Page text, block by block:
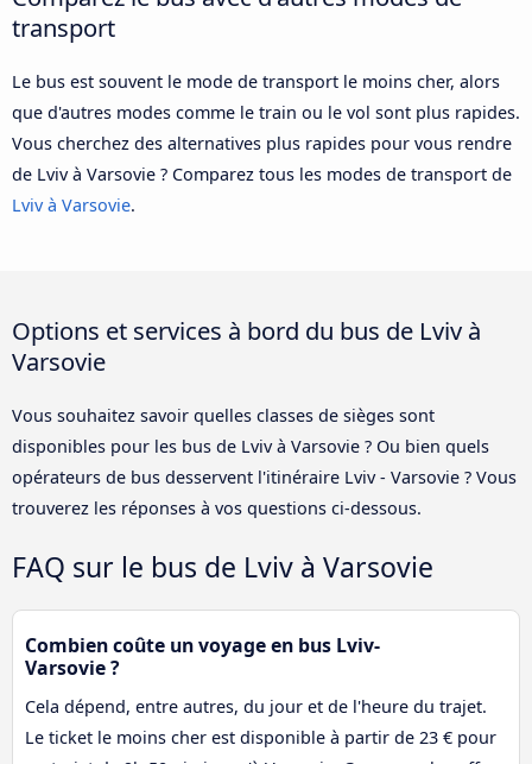
transport
Le bus est souvent le mode de transport le moins cher, alors
que d'autres modes comme le train ou le vol sont plus rapides.
Vous cherchez des alternatives plus rapides pour vous rendre
de Lviv à Varsovie ? Comparez tous les modes de transport de
Lviv à Varsovie.
Options et services à bord du bus de Lviv à
Varsovie
Vous souhaitez savoir quelles classes de sièges sont
disponibles pour les bus de Lviv à Varsovie ? Ou bien quels
opérateurs de bus desservent l'itinéraire Lviv - Varsovie ? Vous
trouverez les réponses à vos questions ci-dessous.
FAQ sur le bus de Lviv à Varsovie
Combien coûte un voyage en bus Lviv-
Varsovie ?
Cela dépend, entre autres, du jour et de l'heure du trajet.
Le ticket le moins cher est disponible à partir de 23 € pour